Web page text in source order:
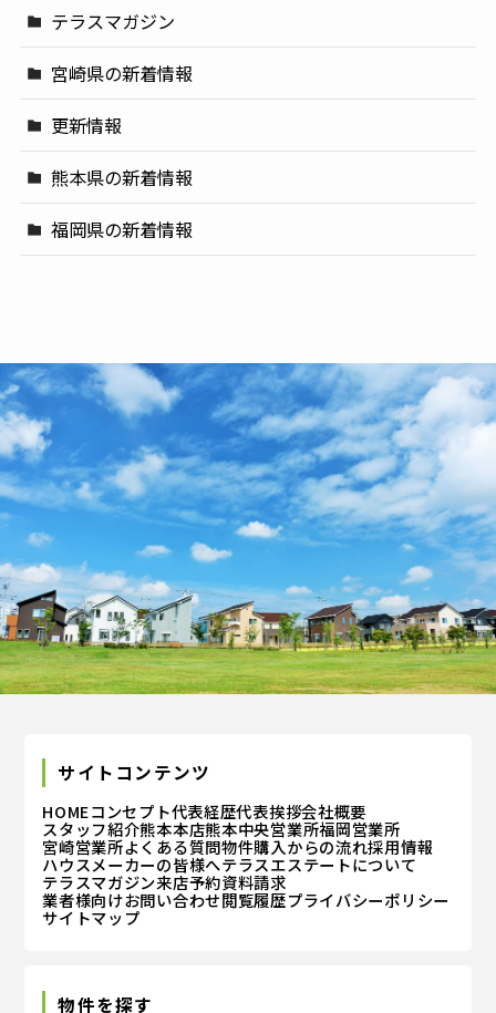
テラスマガジン
宮崎県の新着情報
更新情報
熊本県の新着情報
福岡県の新着情報
サイトコンテンツ
HOMEコンセプト代表経歴代表挨拶会社概要
スタッフ紹介熊本本店熊本中央営業所福岡営業所
宮崎営業所よくある質問物件購入からの流れ採用情報
ハウスメーカーの皆様へテラスエステートについて
テラスマガジン来店予約資料請求
業者様向けお問い合わせ閲覧履歴プライバシーポリシー
サイトマップ
物件を探す